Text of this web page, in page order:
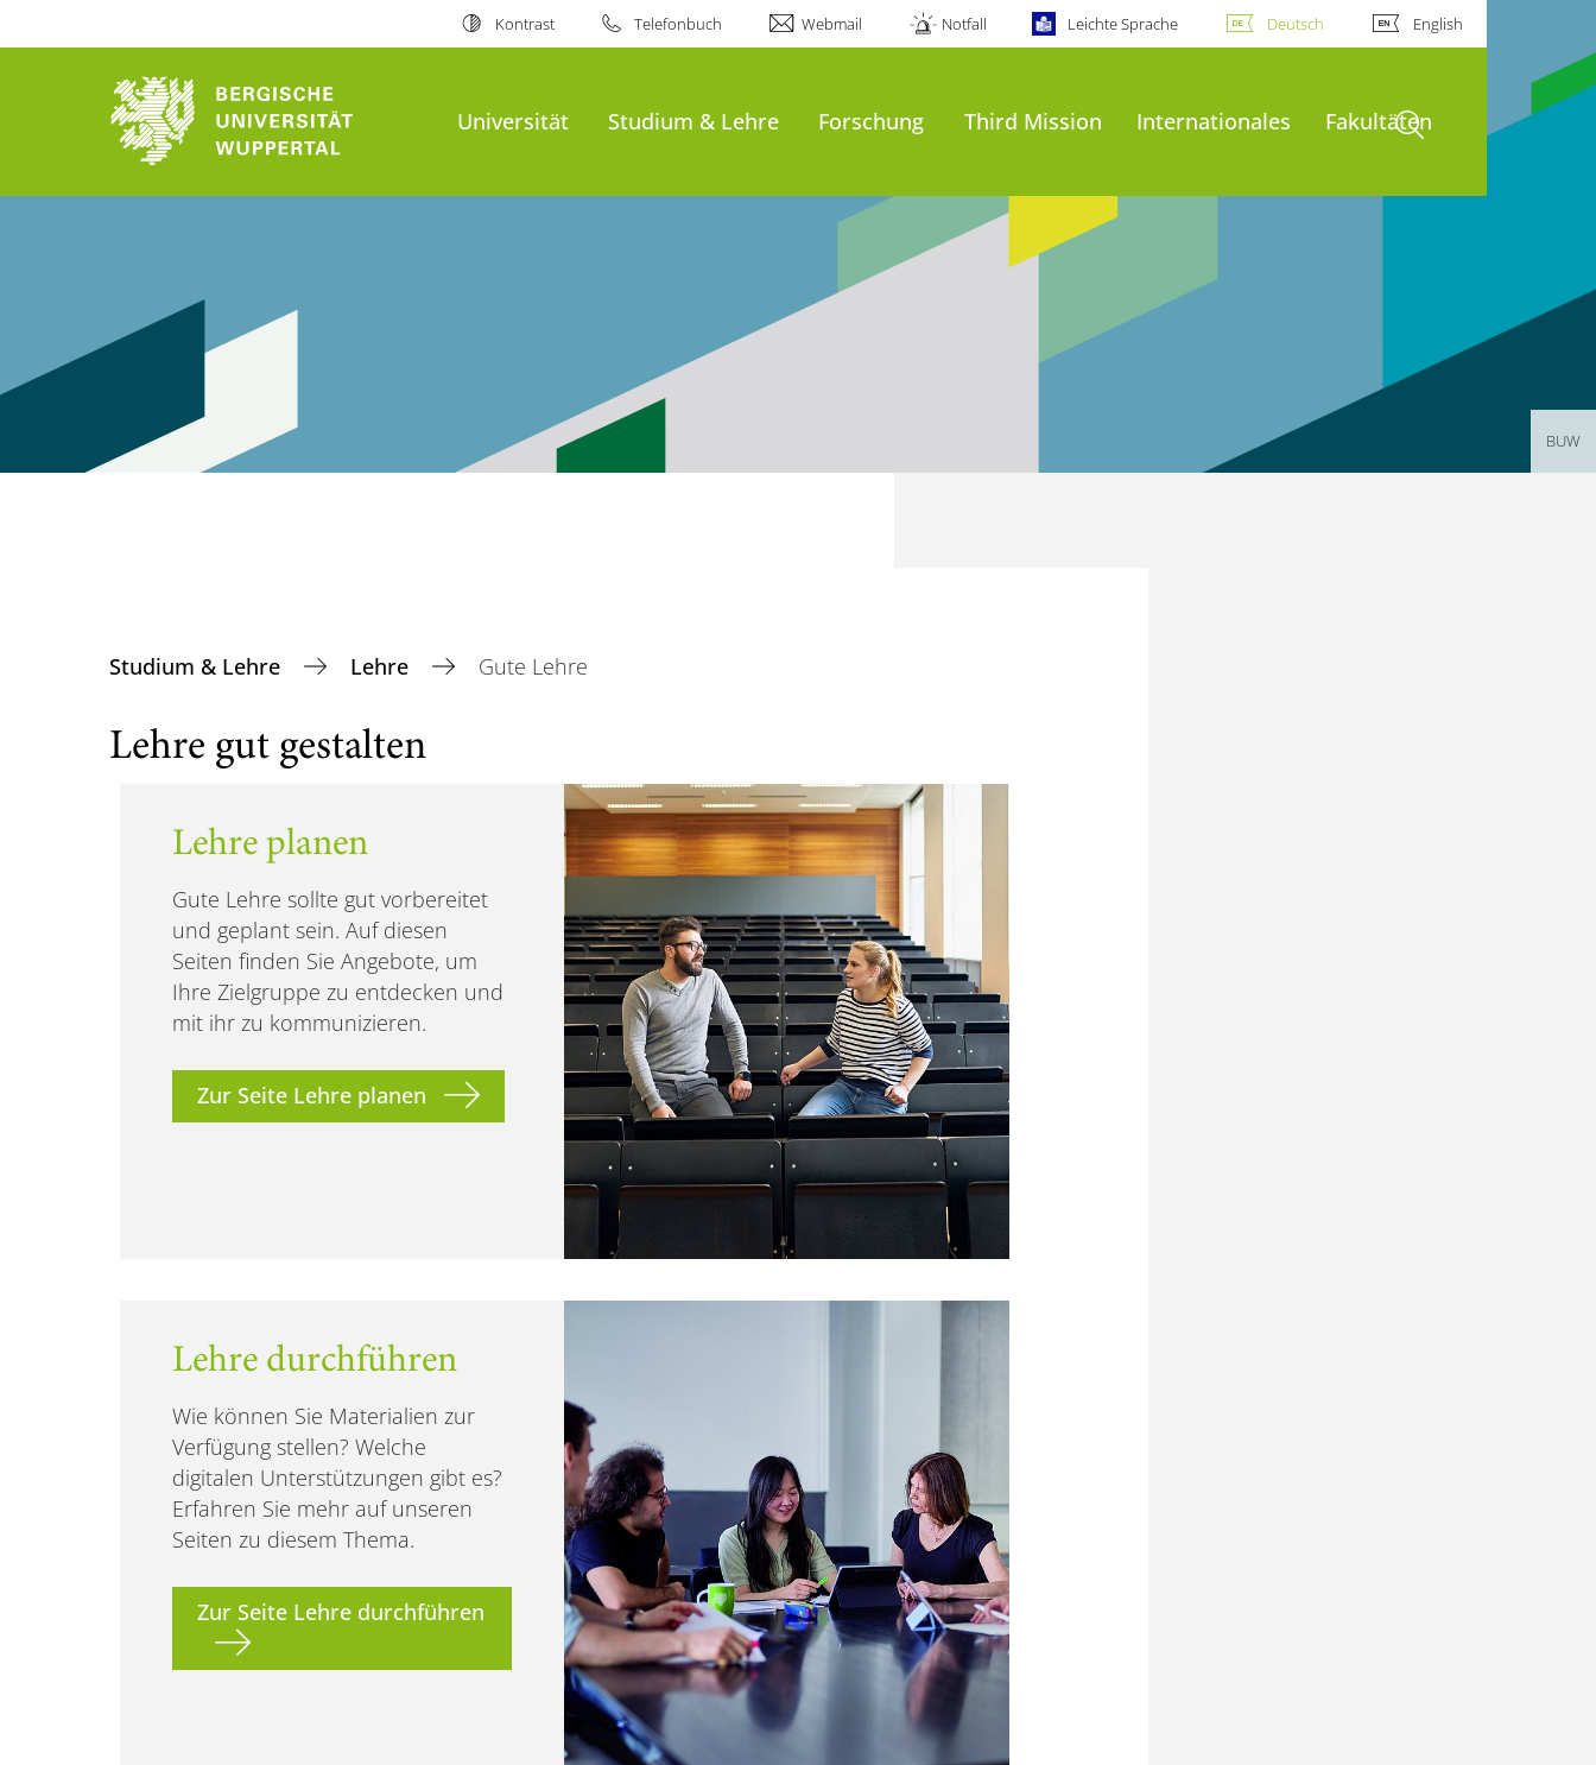
Kontrast Telefonbuch Webmail Notfall Leichte Sprache Deutsch English
Universität Studium & Lehre Forschung Third Mission Internationales FakultätenSuche öffnen
BUW
Studium & Lehre Lehre Gute Lehre
Lehre gut gestalten
Lehre planen
Gute Lehre sollte gut vorbereitet
und geplant sein. Auf diesen
Seiten finden Sie Angebote, um
Ihre Zielgruppe zu entdecken und
mit ihr zu kommunizieren.
Zur Seite Lehre planen
Lehre durchführen
Wie können Sie Materialien zur
Verfügung stellen? Welche
digitalen Unterstützungen gibt es?
Erfahren Sie mehr auf unseren
Seiten zu diesem Thema.
Zur Seite Lehre durchführen